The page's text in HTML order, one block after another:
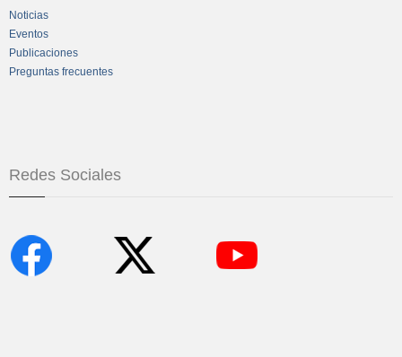
Noticias
Eventos
Publicaciones
Preguntas frecuentes
Redes Sociales